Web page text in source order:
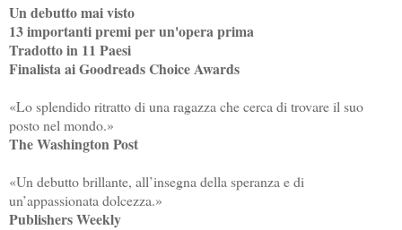
Un debutto mai visto
13 importanti premi per un'opera prima
Tradotto in 11 Paesi
Finalista ai Goodreads Choice Awards
«Lo splendido ritratto di una ragazza che cerca di trovare il suo
posto nel mondo.»
The Washington Post
«Un debutto brillante, all’insegna della speranza e di
un’appassionata dolcezza.»
Publishers Weekly